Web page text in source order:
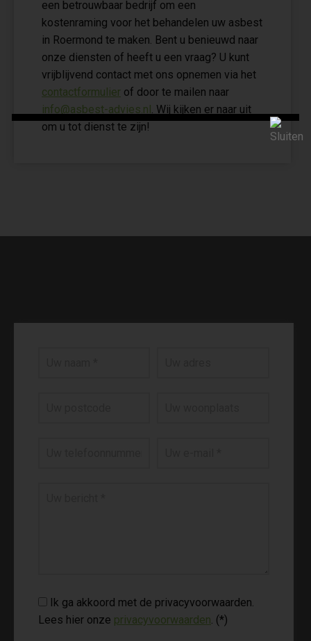
een betrouwbaar bedrijf om een
kostenraming voor het behandelen uw asbest
in Roermond te maken. Bent u benieuwd naar
onze diensten of heeft u een vraag? U kunt
vrijblijvend contact met ons opnemen via het
contactformulier of door te mailen naar
info@asbest-advies.nl. Wij kijken er naar uit
om u tot dienst te zijn!
Ik ga akkoord met de privacyvoorwaarden.
Lees hier onze privacyvoorwaarden. (*)